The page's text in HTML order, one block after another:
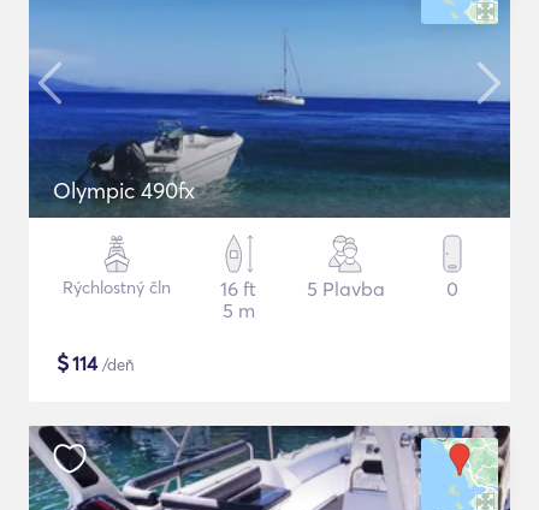
Olympic 490fx
Rýchlostný čln
16 ft
5 m
5 Plavba 0
$114/deň